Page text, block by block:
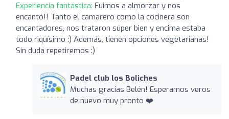
Experiencia fantástica: Fuimos a almorzar y nos
encantó!! Tanto el camarero como la cocinera son
encantadores, nos trataron súper bien y encima estaba
todo riquísimo :) Además, tienen opciones vegetarianas!
Sin duda repetiremos :)
Padel club los Boliches
Muchas gracias Belén! Esperamos veros
de nuevo muy pronto ❤️